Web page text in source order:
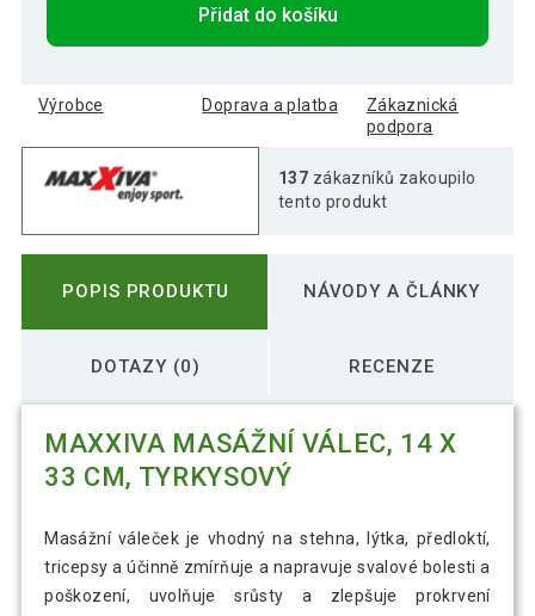
Přidat do košíku
Výrobce Doprava a platba
Zákaznická
podpora
137 zákazníků zakoupilo
tento produkt
POPIS PRODUKTU NÁVODY A ČLÁNKY
DOTAZY (0) RECENZE
MAXXIVA MASÁŽNÍ VÁLEC, 14 X
33 CM, TYRKYSOVÝ
Masážní váleček je vhodný na stehna, lýtka, předloktí,
tricepsy a účinně zmírňuje a napravuje svalové bolesti a
poškození, uvolňuje srůsty a zlepšuje prokrvení